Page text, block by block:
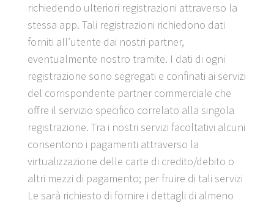
richiedendo ulteriori registrazioni attraverso la
stessa app. Tali registrazioni richiedono dati
forniti all’utente dai nostri partner,
eventualmente nostro tramite. I dati di ogni
registrazione sono segregati e confinati ai servizi
del corrispondente partner commerciale che
offre il servizio specifico correlato alla singola
registrazione. Tra i nostri servizi facoltativi alcuni
consentono i pagamenti attraverso la
virtualizzazione delle carte di credito/debito o
altri mezzi di pagamento; per fruire di tali servizi
Le sarà richiesto di fornire i dettagli di almeno